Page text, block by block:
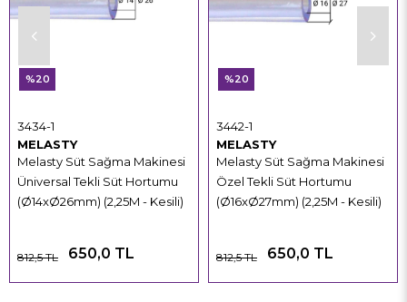
MELASTY
Melasty Süt Sağma Makinesi
Üniversal Tekli Süt Hortumu
(Ø14xØ26mm) (2,25M - Kesili)
3434-1
650,0 TL
812,5 TL
%20
MELASTY
Melasty Süt Sağma Makinesi
Özel Tekli Süt Hortumu
(Ø16xØ27mm) (2,25M - Kesili)
3442-1
650,0 TL
812,5 TL
%20